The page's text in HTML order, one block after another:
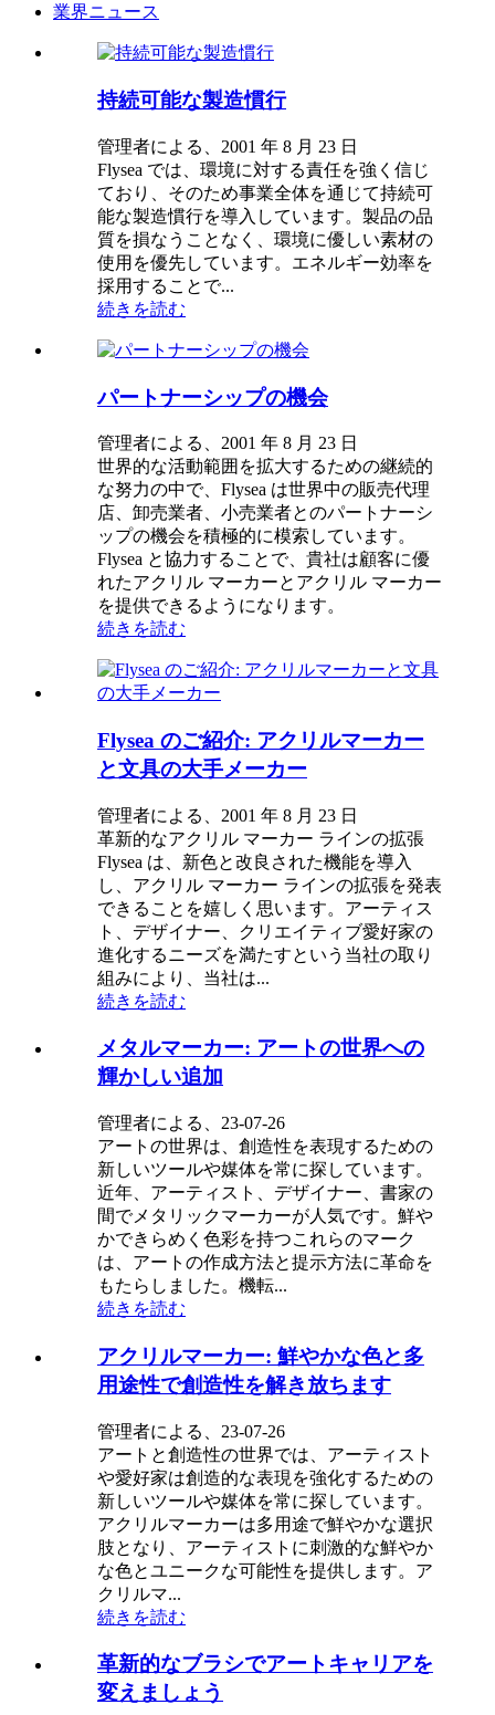
業界ニュース
持続可能な製造慣行
管理者による、2001 年 8 月 23 日
Flysea では、環境に対する責任を強く信じ
ており、そのため事業全体を通じて持続可
能な製造慣行を導入しています。製品の品
質を損なうことなく、環境に優しい素材の
使用を優先しています。エネルギー効率を
採用することで...
続きを読む
パートナーシップの機会
管理者による、2001 年 8 月 23 日
世界的な活動範囲を拡大するための継続的
な努力の中で、Flysea は世界中の販売代理
店、卸売業者、小売業者とのパートナーシ
ップの機会を積極的に模索しています。
Flysea と協力することで、貴社は顧客に優
れたアクリル マーカーとアクリル マーカー
を提供できるようになります。
続きを読む
Flysea のご紹介: アクリルマーカー
と文具の大手メーカー
管理者による、2001 年 8 月 23 日
革新的なアクリル マーカー ラインの拡張
Flysea は、新色と改良された機能を導入
し、アクリル マーカー ラインの拡張を発表
できることを嬉しく思います。アーティス
ト、デザイナー、クリエイティブ愛好家の
進化するニーズを満たすという当社の取り
組みにより、当社は...
続きを読む
メタルマーカー: アートの世界への
輝かしい追加
管理者による、23-07-26
アートの世界は、創造性を表現するための
新しいツールや媒体を常に探しています。
近年、アーティスト、デザイナー、書家の
間でメタリックマーカーが人気です。鮮や
かできらめく色彩を持つこれらのマーク
は、アートの作成方法と提示方法に革命を
もたらしました。機転...
続きを読む
アクリルマーカー: 鮮やかな色と多
用途性で創造性を解き放ちます
管理者による、23-07-26
アートと創造性の世界では、アーティスト
や愛好家は創造的な表現を強化するための
新しいツールや媒体を常に探しています。
アクリルマーカーは多用途で鮮やかな選択
肢となり、アーティストに刺激的な鮮やか
な色とユニークな可能性を提供します。ア
クリルマ...
続きを読む
革新的なブラシでアートキャリアを
変えましょう